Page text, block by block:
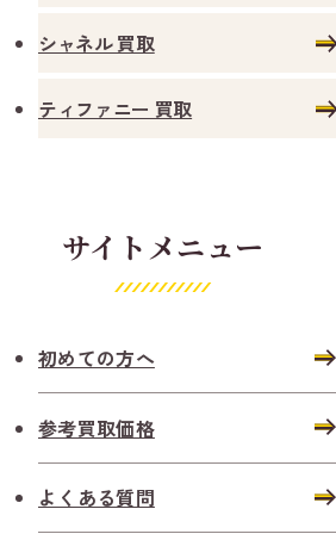
リ
シャネル 買取
ティファニー 買取
サイトメニュー
初めての方へ
参考買取価格
よくある質問